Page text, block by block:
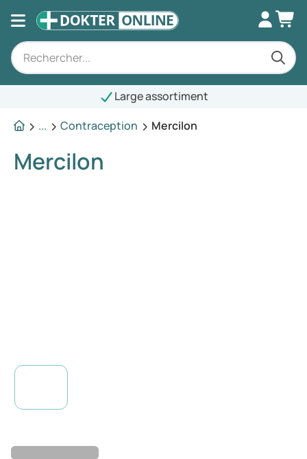
Large assortiment
...
Contraception Mercilon
Mercilon